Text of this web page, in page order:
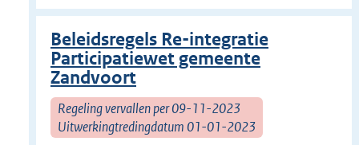
Beleidsregels Re-integratie
Participatiewet gemeente
Zandvoort
Regeling vervallen per 09-11-2023
Uitwerkingtredingdatum 01-01-2023